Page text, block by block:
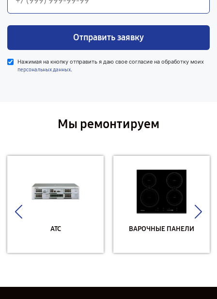
Отправить заявку
Нажимая на кнопку отправить я даю свое согласие на обработку моих
персональных данных.
Мы ремонтируем
АТС ВАРОЧНЫЕ ПАНЕЛИ